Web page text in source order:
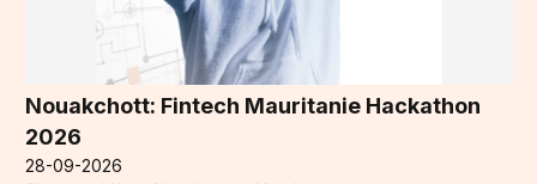
Nouakchott: Fintech Mauritanie Hackathon
2026
28-09-2026